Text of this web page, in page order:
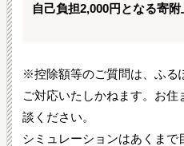
自己負担2,000円となる寄
※控除額等のご質問は、ふる
ご対応いたしかねます。お
談ください。
シミュレーションはあくま